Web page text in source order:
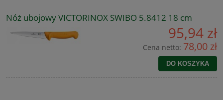
Nóż ubojowy VICTORINOX SWIBO 5.8412 18 cm
95,94 zł
Cena netto: 78,00 zł
DO KOSZYKA